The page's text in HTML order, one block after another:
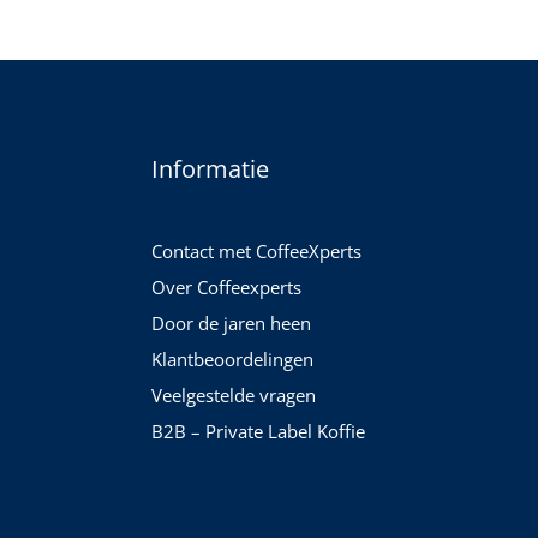
Informatie
Contact met CoffeeXperts
Over Coffeexperts
Door de jaren heen
Klantbeoordelingen
Veelgestelde vragen
B2B – Private Label Koffie